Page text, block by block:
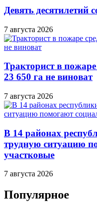
Девять десятилетий
7 августа 2026
Тракторист в
23 650 га не виноват
7 августа 2026
В 14 районах
трудную ситуацию
участковые
7 августа 2026
Популярное